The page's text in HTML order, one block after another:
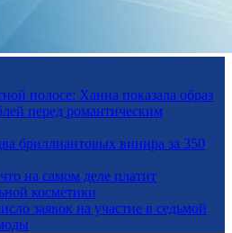
полосе: Ханна показала образ
перед романтическим
бриллиантовых винира за 350
на самом деле платит
косметики
заявок на участие в седьмой